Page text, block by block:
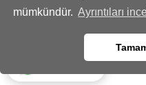
mümkündür. Ayrıntıları